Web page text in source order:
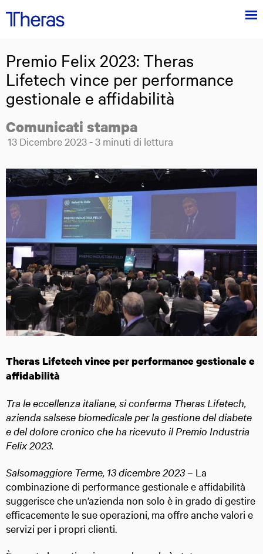
Group
Theras Group al centro dell'innovazione tecnologica in ambito medico
Menu
Premio Felix 2023: Theras
Lifetech vince per performance
gestionale e affidabilità
Comunicati stampa
Posted on:
13 Dicembre 2023-3 minuti di lettura
Theras Lifetech vince per performance gestionale e
affidabilità
Tra le eccellenza italiane, si conferma Theras Lifetech,
azienda salsese biomedicale per la gestione del diabete
e del dolore cronico che ha ricevuto il Premio Industria
Felix 2023.
Salsomaggiore Terme, 13 dicembre 2023– La
combinazione di performance gestionale e affidabilità
suggerisce che un’azienda non solo è in grado di gestire
efficacemente le sue operazioni, ma offre anche valori e
servizi per i propri clienti.